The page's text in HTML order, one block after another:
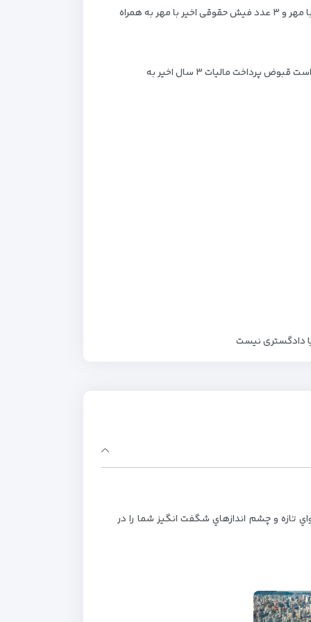
به همراه
مالیات ۳ سال اخیر به
دادگستری نیست
تازه و چشم اندازهاي شگفت انگيز شما را در